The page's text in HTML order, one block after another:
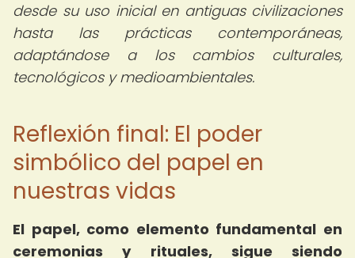
desde su uso inicial en antiguas civilizaciones
hasta las prácticas contemporáneas,
adaptándose a los cambios culturales,
tecnológicos y medioambientales.
Reflexión final: El poder
simbólico del papel en
nuestras vidas
El papel, como elemento fundamental en
ceremonias y rituales, sigue siendo